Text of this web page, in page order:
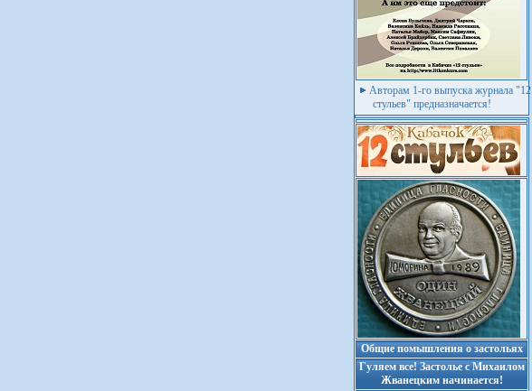
Авторам 1-го выпуска журнала "12
стульев" предназначается!
Общие помышления о застольях
Гуляем все! Застолье с Михаилом
Жванецким начинается!